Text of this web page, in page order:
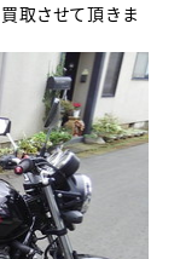
取させて頂きま